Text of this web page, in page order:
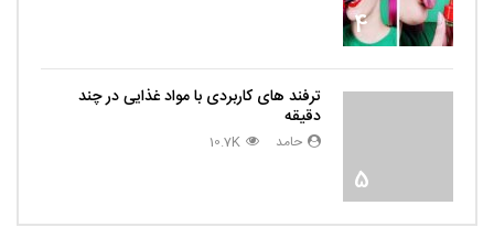
4
5
ترفند های کاربردی با مواد غذایی در چند
دقیقه
حامد 10.7K